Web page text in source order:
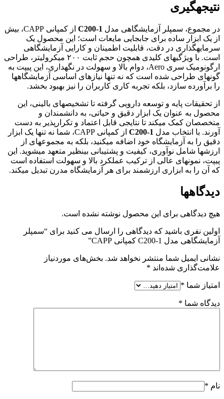
نتیجهگیری
در مجموع، سمپلر آزمایشگاهی مدل C200-1
از کمپانی CAPP، بیش
از یک ابزار ساده برای جابجایی مایعات است؛ این محصول یک
سرمایهگذاری در دقت، قابلیت اطمینان و کارایی آزمایشگاهی
است. با ویژگیهای کلیدی همچون حجم ثابت ۲۰۰ میکرولیتر، طراحی
ارگونومیک سری Aero، دوام بالا و سهولت در نگهداری، این پیپت به
گونهای طراحی شده است که نه تنها نیازهای اساسی آزمایشگاهها
را برآورده سازد، بلکه تجربه کاری کاربران را نیز بهبود بخشد.
از تحقیقات پایه و توسعه دارویی گرفته تا تشخیصهای بالینی، این
محصول به عنوان یک ابزار دقیق و حیاتی، به دانشمندان و
متخصصان کمک میکند تا نتایجی قابل اعتماد و تکرارپذیر به دست
آورند. با انتخاب مدل C200-1
از کمپانی CAPP، شما نه تنها یک ابزار
دقیق را به آزمایشگاه خود اضافه میکنید، بلکه به مجموعهای از
ارزشها شامل نوآوری، کیفیت و پشتیبانی بینظیر متعهد میشوید. این
پیپت، نمونهای عالی از ترکیب عملکرد بالا و سهولت استفاده است
که آن را به ابزاری ارزشمند برای هر آزمایشگاه مدرن تبدیل میکند.
دیدگاهها
هیچ دیدگاهی برای این محصول نوشته نشده است.
اولین نفری باشید که دیدگاهی را ارسال می کنید برای “سمپلر
آزمایشگاهی مدل C200-1 کمپانی CAPP”
نشانی ایمیل شما منتشر نخواهد شد. بخش‌های موردنیاز
علامت‌گذاری شده‌اند *
امتیاز شما *
دیدگاه شما *
نام *